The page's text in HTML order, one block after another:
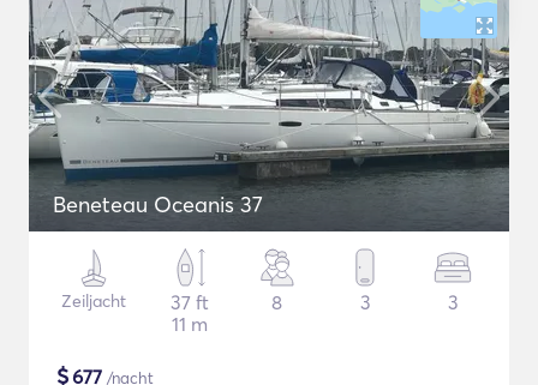
Beneteau Oceanis 37
Zeiljacht
37 ft
11 m
8 3 3
$677 /nacht